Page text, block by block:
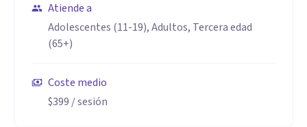
Atiende a
Adolescentes (11-19), Adultos, Tercera edad
(65+)
Coste medio
$399 / sesión